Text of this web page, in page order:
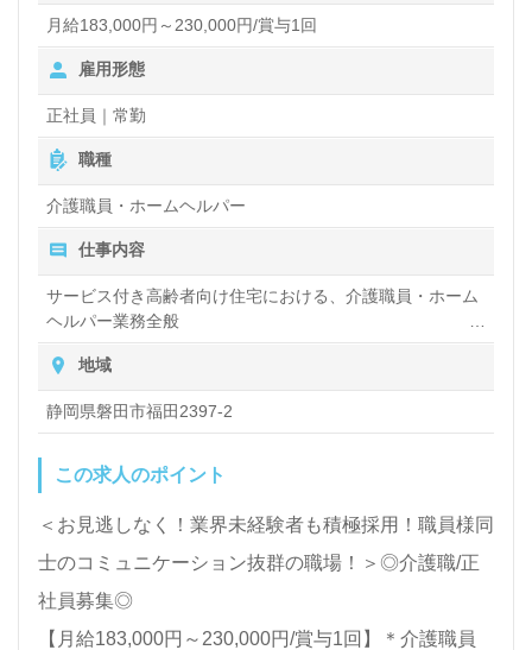
資格/経験を活かしたい』『モチベーション高く働き
たい、働きがいを感じながら仕事をしたい』『資格取
得を目指している、専門知識を深めたい』『転職でキ
ャリアチェンジを実現したい、施設形態や環境を変え
て働きたい』等、介護職で輝くあなたのこれからを応
援します！募集詳細等、担当コンサルタントよりご案
内します。お問い合わせも遠慮なくお願いします。
医療/福祉業界の正社員/パート求人探しは【ウィルオ
ブ介護】＊求人情報収集、将来的に検討の方も遠慮な
く＊
わせ/ご相談可能です。転職相談、求人紹介、年収交
渉など完全無料サービスをご利用いただけます。＜非
公開求人も取扱いあり！＞"転職支援"のプロと一緒に
転職活動！お問い合わせお待ちしております。
月給183,000円～230,000円/賞与1回
雇用形態
正社員｜常勤
職種
介護職員・ホームヘルパー
仕事内容
サービス付き高齢者向け住宅における、介護職員・ホーム
ヘルパー業務全般
入浴や排せつ、食事などの身体的サポートや、買い物や掃
除、洗濯など日常生活のサポートなど
地域
静岡県磐田市福田2397-2
この求人のポイント
＜お見逃しなく！業界未経験者も積極採用！職員様同
士のコミュニケーション抜群の職場！＞◎介護職/正
社員募集◎
【月給183,000円～230,000円/賞与1回】＊介護職員